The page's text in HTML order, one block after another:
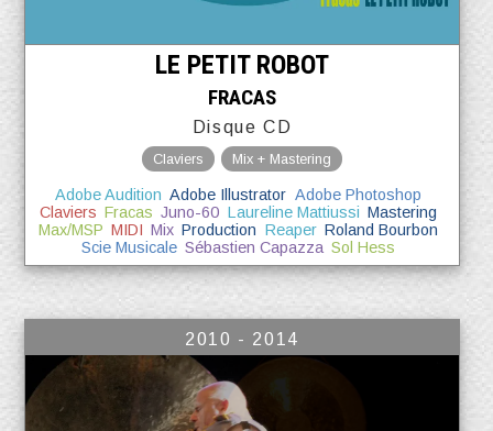
LE PETIT ROBOT
FRACAS
Disque CD
Claviers Mix + Mastering
Adobe Audition Adobe Illustrator Adobe Photoshop
Claviers Fracas Juno-60 Laureline Mattiussi Mastering
Max/MSP MIDI Mix Production Reaper Roland Bourbon
Scie Musicale Sébastien Capazza Sol Hess
2010 - 2014